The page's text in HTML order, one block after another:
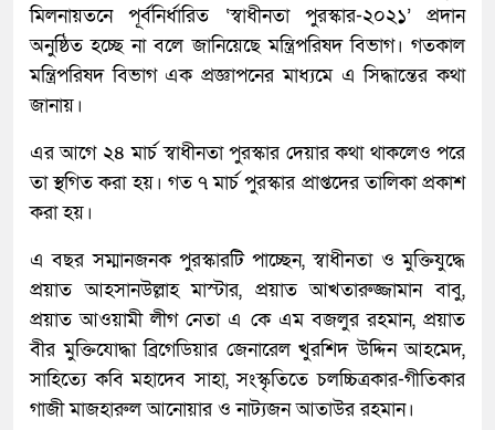
মিলনায়তনে পূর্বনির্ধারিত ‘স্বাধীনতা পুরস্কার-২০২১’ প্রদান
অনুষ্ঠিত হচ্ছে না বলে জানিয়েছে মন্ত্রিপরিষদ বিভাগ। গতকাল
মন্ত্রিপরিষদ বিভাগ এক প্রজ্ঞাপনের মাধ্যমে এ সিদ্ধান্তের কথা
জানায়।
এর আগে ২৪ মার্চ স্বাধীনতা পুরস্কার দেয়ার কথা থাকলেও পরে
তা স্থগিত করা হয়। গত ৭ মার্চ পুরস্কার প্রাপ্তদের তালিকা প্রকাশ
করা হয়।
এ বছর সম্মানজনক পুরস্কারটি পাচ্ছেন, স্বাধীনতা ও মুক্তিযুদ্ধে
প্রয়াত আহসানউল্লাহ মাস্টার, প্রয়াত আখতারুজ্জামান বাবু,
প্রয়াত আওয়ামী লীগ নেতা এ কে এম বজলুর রহমান, প্রয়াত
বীর মুক্তিযোদ্ধা ব্রিগেডিয়ার জেনারেল খুরশিদ উদ্দিন আহমেদ,
সাহিত্যে কবি মহাদেব সাহা, সংস্কৃতিতে চলচ্চিত্রকার-গীতিকার
গাজী মাজহারুল আনোয়ার ও নাট্যজন আতাউর রহমান।